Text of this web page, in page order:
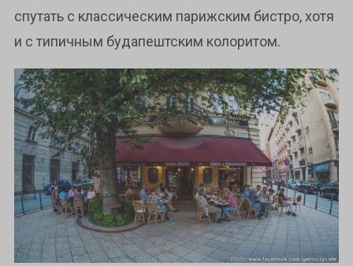
спутать с классическим парижским бистро, хотя
и с типичным будапештским колоритом.